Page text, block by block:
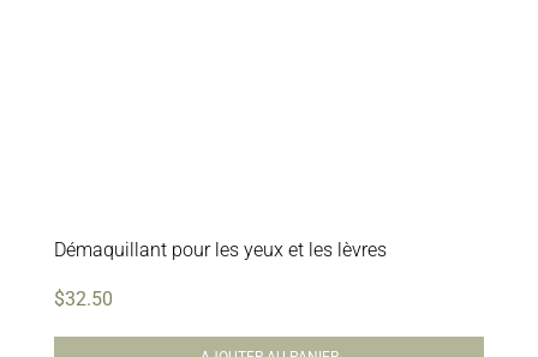
Démaquillant pour les yeux et les lèvres
$32.50